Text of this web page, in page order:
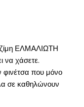
ΕΛΜΑΛΙΩΤΗ
να χάσετε.
φινέτσα που μόνο
σε καθηλώνουν